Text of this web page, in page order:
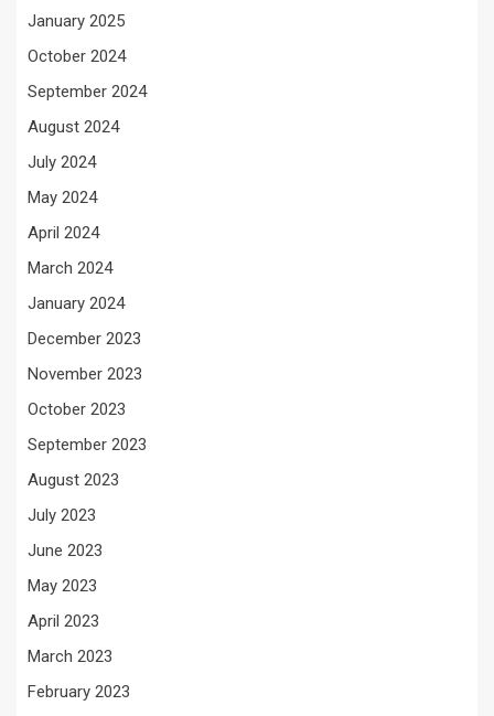
January 2025
October 2024
September 2024
August 2024
July 2024
May 2024
April 2024
March 2024
January 2024
December 2023
November 2023
October 2023
September 2023
August 2023
July 2023
June 2023
May 2023
April 2023
March 2023
February 2023